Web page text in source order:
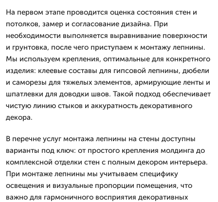
На первом этапе проводится оценка состояния стен и
потолков, замер и согласование дизайна. При
необходимости выполняется выравнивание поверхности
и грунтовка, после чего приступаем к монтажу лепнины.
Мы используем крепления, оптимальные для конкретного
изделия: клеевые составы для гипсовой лепнины, дюбели
и саморезы для тяжелых элементов, армирующие ленты и
шпатлевки для доводки швов. Такой подход обеспечивает
чистую линию стыков и аккуратность декоративного
декора.
В перечне услуг монтажа лепнины на стены доступны
варианты под ключ: от простого крепления молдинга до
комплексной отделки стен с полным декором интерьера.
При монтаже лепнины мы учитываем специфику
освещения и визуальные пропорции помещения, что
важно для гармоничного восприятия декоративных